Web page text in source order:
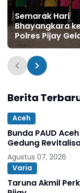
Semarak Hari
Bhayangkara
Polres Pijay
Olahraga
Perkuat
Berita
Aceh
Bunda PAUD
Gedung
Agustus 07, 2026
Varia
Taruna Akmil